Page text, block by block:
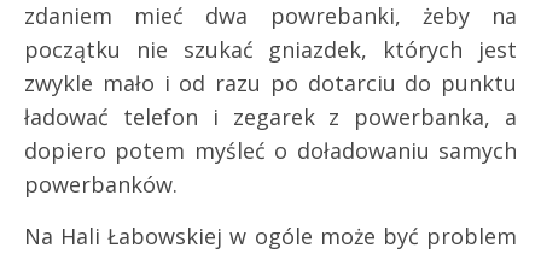
zdaniem mieć dwa powrebanki, żeby na
początku nie szukać gniazdek, których jest
zwykle mało i od razu po dotarciu do punktu
ładować telefon i zegarek z powerbanka, a
dopiero potem myśleć o doładowaniu samych
powerbanków.
Na Hali Łabowskiej w ogóle może być problem